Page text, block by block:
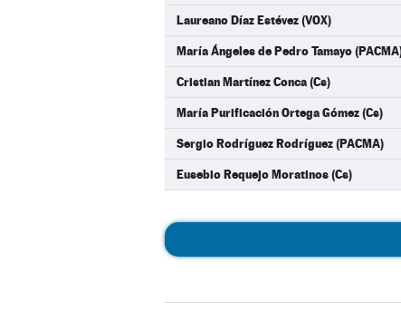
Laureano Díaz Estévez (VOX)
María Ángeles de Pedro Tamayo
Cristian Martínez Conca (Cs)
María Purificación Ortega Gómez (Cs)
Sergio Rodríguez Rodríguez (PACMA)
Eusebio Requejo Moratinos (Cs)